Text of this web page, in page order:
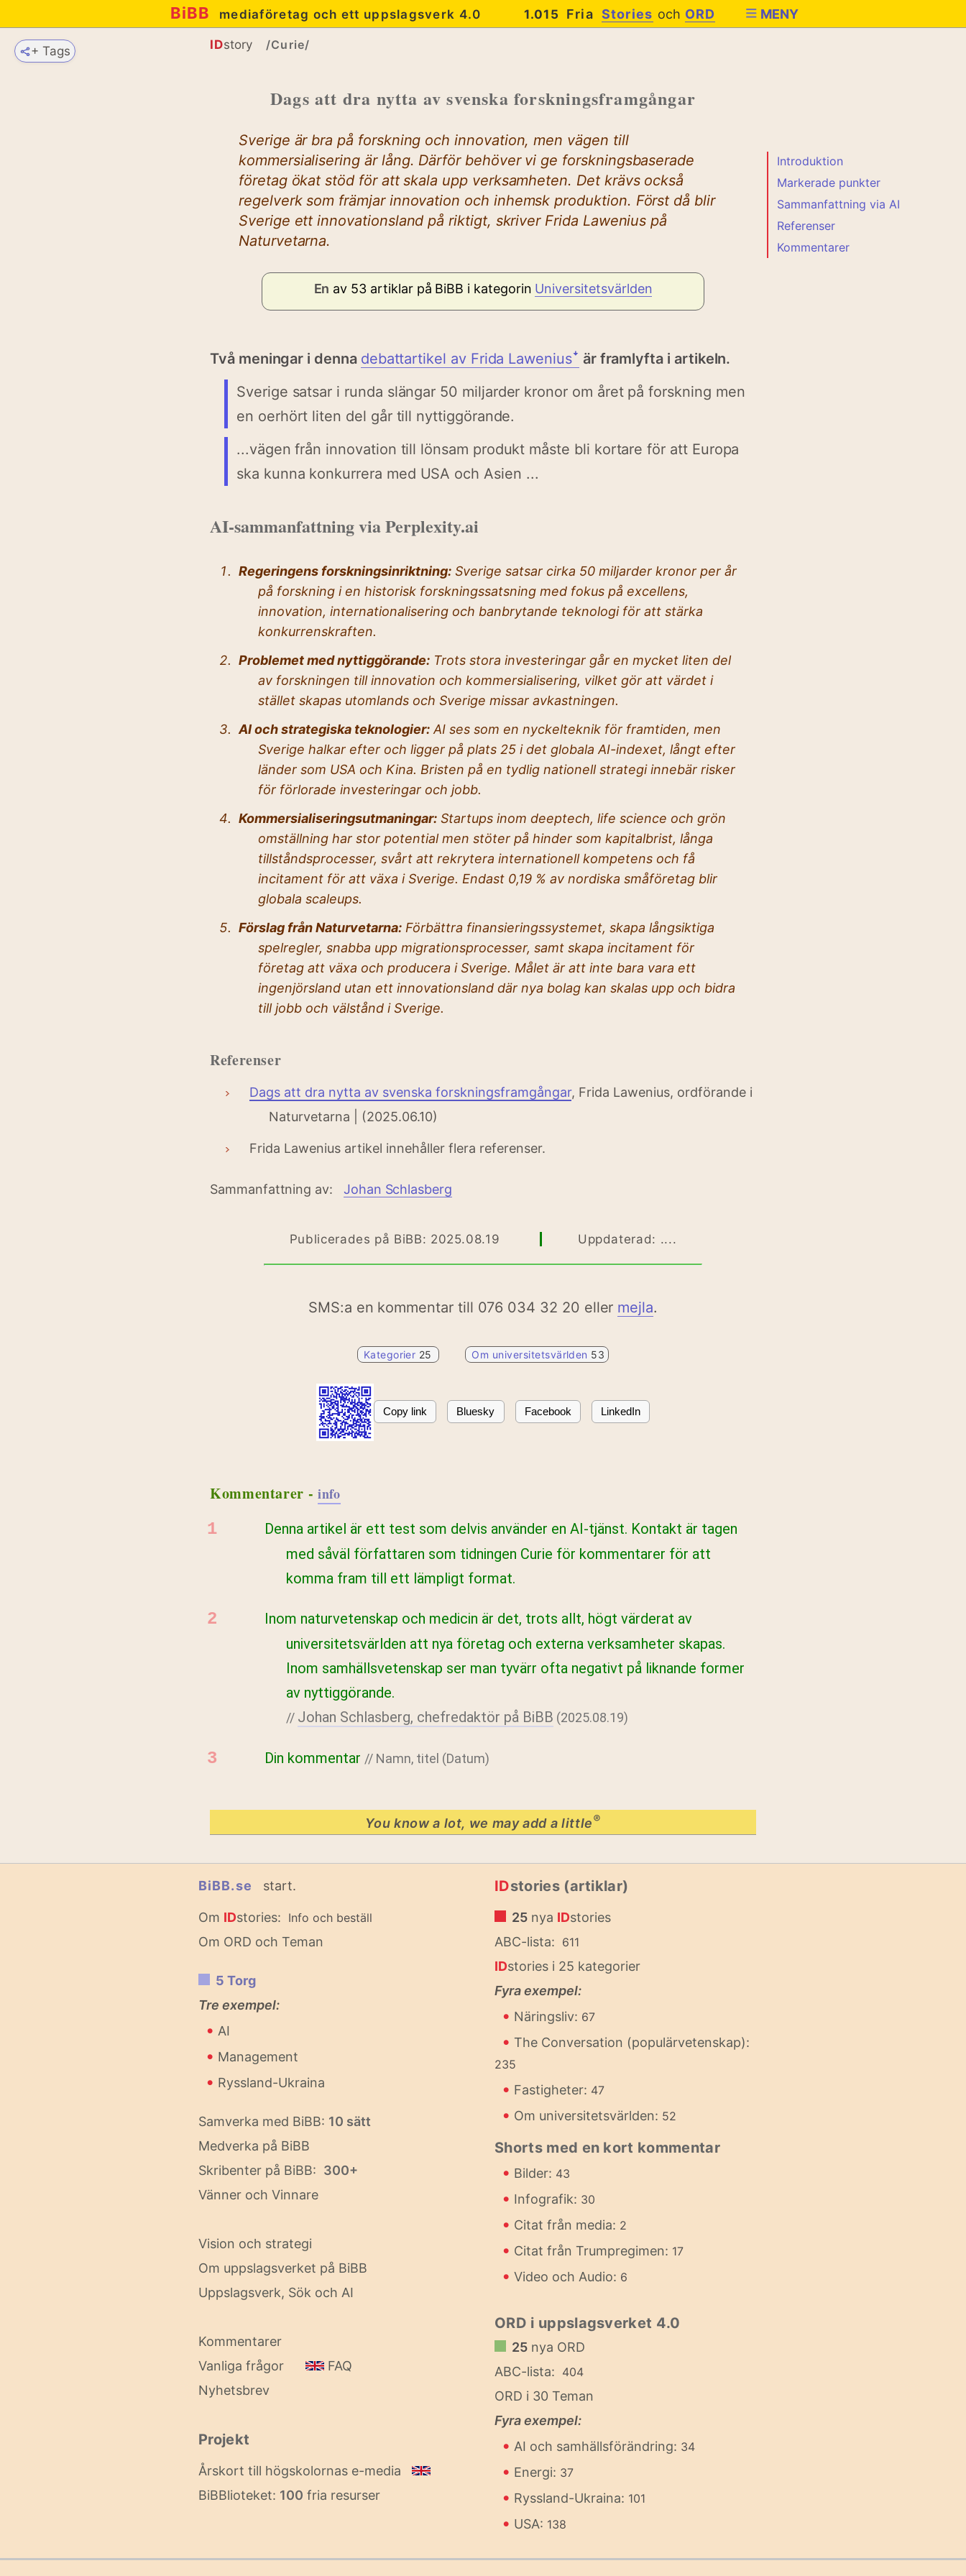
BiBB mediaföretag och ett uppslagsverk 4.0 1.015 Fria Stories och ORD MENY
+ Tags IDstory /Curie/
Dags att dra nytta av svenska forskningsframgångar
Introduktion
Markerade punkter
Sammanfattning via AI
Referenser
Kommentarer
Sverige är bra på forskning och innovation, men vägen till
kommersialisering är lång. Därför behöver vi ge forskningsbaserade
företag ökat stöd för att skala upp verksamheten. Det krävs också
regelverk som främjar innovation och inhemsk produktion. Först då blir
Sverige ett innovationsland på riktigt, skriver Frida Lawenius på
Naturvetarna.
En av 53 artiklar på BiBB i kategorin Universitetsvärlden
Två meningar i denna debattartikel av Frida Laweniusꜜ är framlyfta i artikeln.
Sverige satsar i runda slängar 50 miljarder kronor om året på forskning men
en oerhört liten del går till nyttiggörande.
...vägen från innovation till lönsam produkt måste bli kortare för att Europa
ska kunna konkurrera med USA och Asien ...
AI-sammanfattning via Perplexity.ai
Regeringens forskningsinriktning: Sverige satsar cirka 50 miljarder kronor per år
på forskning i en historisk forskningssatsning med fokus på excellens,
innovation, internationalisering och banbrytande teknologi för att stärka
konkurrenskraften.
Problemet med nyttiggörande: Trots stora investeringar går en mycket liten del
av forskningen till innovation och kommersialisering, vilket gör att värdet i
stället skapas utomlands och Sverige missar avkastningen.
AI och strategiska teknologier: AI ses som en nyckelteknik för framtiden, men
Sverige halkar efter och ligger på plats 25 i det globala AI-indexet, långt efter
länder som USA och Kina. Bristen på en tydlig nationell strategi innebär risker
för förlorade investeringar och jobb.
Kommersialiseringsutmaningar: Startups inom deeptech, life science och grön
omställning har stor potential men stöter på hinder som kapitalbrist, långa
tillståndsprocesser, svårt att rekrytera internationell kompetens och få
incitament för att växa i Sverige. Endast 0,19 % av nordiska småföretag blir
globala scaleups.
Förslag från Naturvetarna: Förbättra finansieringssystemet, skapa långsiktiga
spelregler, snabba upp migrationsprocesser, samt skapa incitament för
företag att växa och producera i Sverige. Målet är att inte bara vara ett
ingenjörsland utan ett innovationsland där nya bolag kan skalas upp och bidra
till jobb och välstånd i Sverige.
Referenser
Dags att dra nytta av svenska forskningsframgångar, Frida Lawenius, ordförande i
Naturvetarna | (2025.06.10)
Frida Lawenius artikel innehåller flera referenser.
Sammanfattning av: Johan Schlasberg
Publicerades på BiBB: 2025.08.19 Uppdaterad: ....
SMS:a en kommentar till 076 034 32 20 eller mejla.
Kategorier 25 Om universitetsvärlden 53
Copy link Bluesky Facebook LinkedIn
Kommentarer - info
Denna artikel är ett test som delvis använder en AI-tjänst. Kontakt är tagen
med såväl författaren som tidningen Curie för kommentarer för att
komma fram till ett lämpligt format.
Inom naturvetenskap och medicin är det, trots allt, högt värderat av
universitetsvärlden att nya företag och externa verksamheter skapas.
Inom samhällsvetenskap ser man tyvärr ofta negativt på liknande former
av nyttiggörande.
// Johan Schlasberg, chefredaktör på BiBB (2025.08.19)
Din kommentar // Namn, titel (Datum)
You know a lot, we may add a little®
BiBB.se start.
Om IDstories: Info och beställ
Om ORD och Teman
5 Torg
Tre exempel:
• AI
• Management
• Ryssland-Ukraina
Samverka med BiBB: 10 sätt
Medverka på BiBB
Skribenter på BiBB: 300+
Vänner och Vinnare
Vision och strategi
Om uppslagsverket på BiBB
Uppslagsverk, Sök och AI
Kommentarer
Vanliga frågor
FAQ
Nyhetsbrev
Projekt
Årskort till högskolornas e-media
BiBBlioteket: 100 fria resurser
IDstories (artiklar)
25 nya IDstories
ABC-lista: 611
IDstories i 25 kategorier
Fyra exempel:
• Näringsliv: 67
• The Conversation (populärvetenskap):
235
• Fastigheter: 47
• Om universitetsvärlden: 52
Shorts med en kort kommentar
• Bilder: 43
• Infografik: 30
• Citat från media: 2
• Citat från Trumpregimen: 17
• Video och Audio: 6
ORD i uppslagsverket 4.0
25 nya ORD
ABC-lista: 404
ORD i 30 Teman
Fyra exempel:
• AI och samhällsförändring: 34
• Energi: 37
• Ryssland-Ukraina: 101
• USA: 138